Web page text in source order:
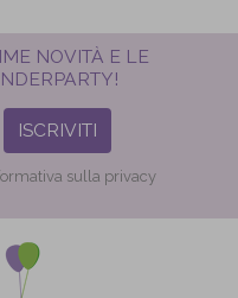
NOVITÀ E LE
ISCRIVITI
sulla privacy